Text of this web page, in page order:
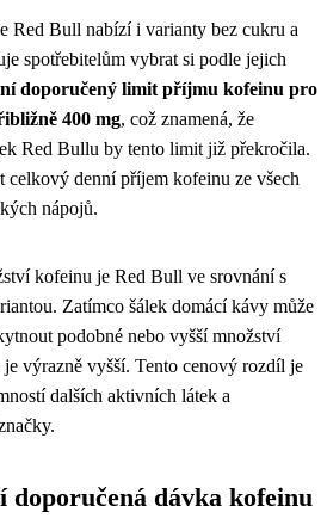
Red Bull nabízí i varianty bez cukru a
spotřebitelům vybrat si podle jejich
doporučený limit příjmu kofeinu pro
400 mg, což znamená, že
Red Bullu by tento limit již překročila.
celkový denní příjem kofeinu ze všech
nápojů.
kofeinu je Red Bull ve srovnání s
Zatímco šálek domácí kávy může
podobné nebo vyšší množství
výrazně vyšší. Tento cenový rozdíl je
dalších aktivních látek a
doporučená dávka kofeinu